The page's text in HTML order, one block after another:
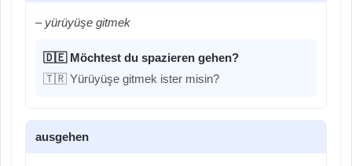
– yürüyüşe gitmek
🇩🇪 Möchtest du spazieren gehen?
🇹🇷 Yürüyüşe gitmek ister misin?
ausgehen